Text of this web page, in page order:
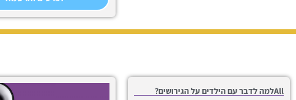
Allלמה לדבר עם הילדים על הגירושים?